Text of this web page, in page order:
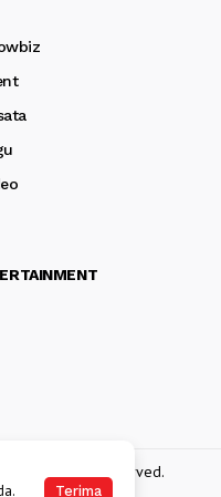
. All rights reserved.
Terima